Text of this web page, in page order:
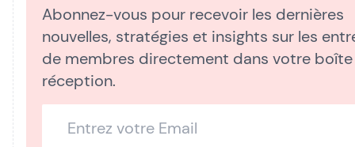
Abonnez-vous pour recevoir les dernières
nouvelles, stratégies et insights sur les
de membres directement dans votre
réception.